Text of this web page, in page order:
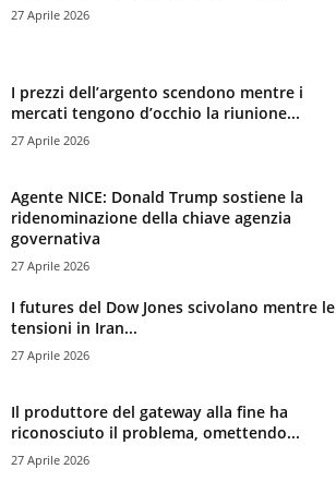
27 Aprile 2026
I prezzi dell’argento scendono mentre i
mercati tengono d’occhio la riunione...
27 Aprile 2026
Agente NICE: Donald Trump sostiene la
ridenominazione della chiave agenzia
governativa
27 Aprile 2026
I futures del Dow Jones scivolano mentre le
tensioni in Iran...
27 Aprile 2026
Il produttore del gateway alla fine ha
riconosciuto il problema, omettendo...
27 Aprile 2026